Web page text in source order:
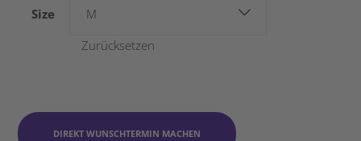
Size
M
Zurücksetzen
DIREKT WUNSCHTERMIN MACHEN